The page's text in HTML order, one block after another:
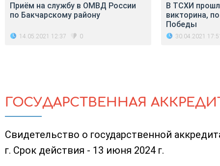
Приём на службу в ОМВД России
по Бакчарскому району
14.05.2021 12:37 0
В ТСХИ
викторина,
Победы
30.04.2021
ГОСУДАРСТВЕННАЯ
Свидетельство о государственной
г. Срок действия - 13 июня 2024 г.